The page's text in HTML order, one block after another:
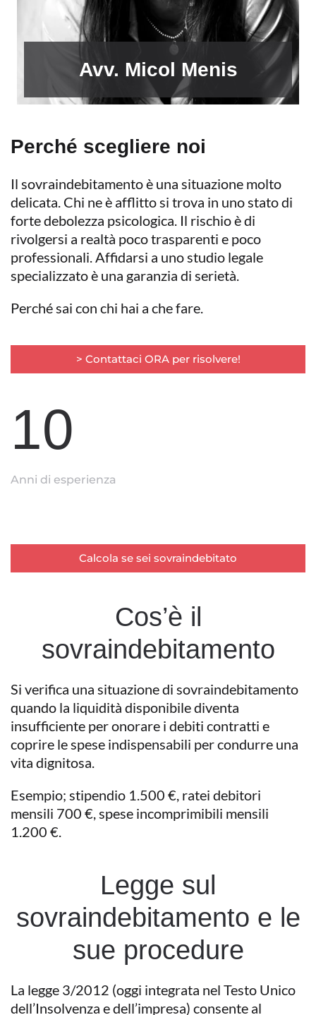
Avv. Micol Menis
Perché scegliere noi
Il sovraindebitamento è una situazione molto
delicata. Chi ne è afflitto si trova in uno stato di
forte debolezza psicologica. Il rischio è di
rivolgersi a realtà poco trasparenti e poco
professionali. Affidarsi a uno studio legale
specializzato è una garanzia di serietà.
Perché sai con chi hai a che fare.
> Contattaci ORA per risolvere!
10
Anni di esperienza
Calcola se sei sovraindebitato
Cos’è il
sovraindebitamento
Si verifica una situazione di sovraindebitamento
quando la liquidità disponibile diventa
insufficiente per onorare i debiti contratti e
coprire le spese indispensabili per condurre una
vita dignitosa.
Esempio; stipendio 1.500 €, ratei debitori
mensili 700 €, spese incomprimibili mensili
1.200 €.
Legge sul
sovraindebitamento e le
sue procedure
La legge 3/2012 (oggi integrata nel Testo Unico
dell’Insolvenza e dell’impresa) consente al